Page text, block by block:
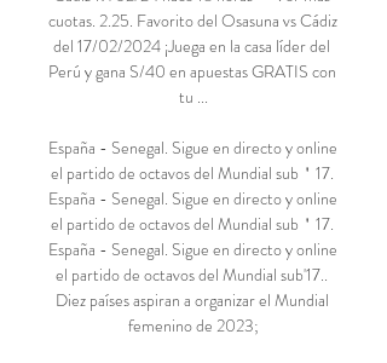
cuotas. 2.25. Favorito del Osasuna vs Cádiz
del 17/02/2024 ¡Juega en la casa líder del
Perú y gana S/40 en apuestas GRATIS con
tu ...
España - Senegal. Sigue en directo y online
el partido de octavos del Mundial sub＇17.
España - Senegal. Sigue en directo y online
el partido de octavos del Mundial sub＇17.
España - Senegal. Sigue en directo y online
el partido de octavos del Mundial sub'17..
Diez países aspiran a organizar el Mundial
femenino de 2023;